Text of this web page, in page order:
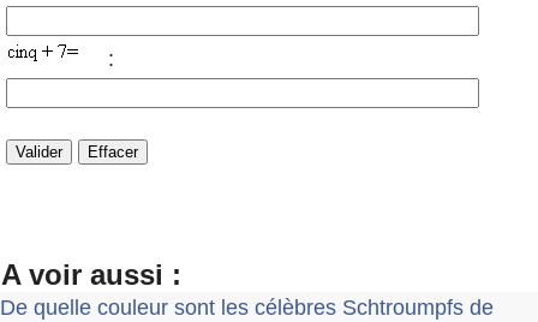
:
A voir aussi :
De quelle couleur sont les célèbres Schtroumpfs de